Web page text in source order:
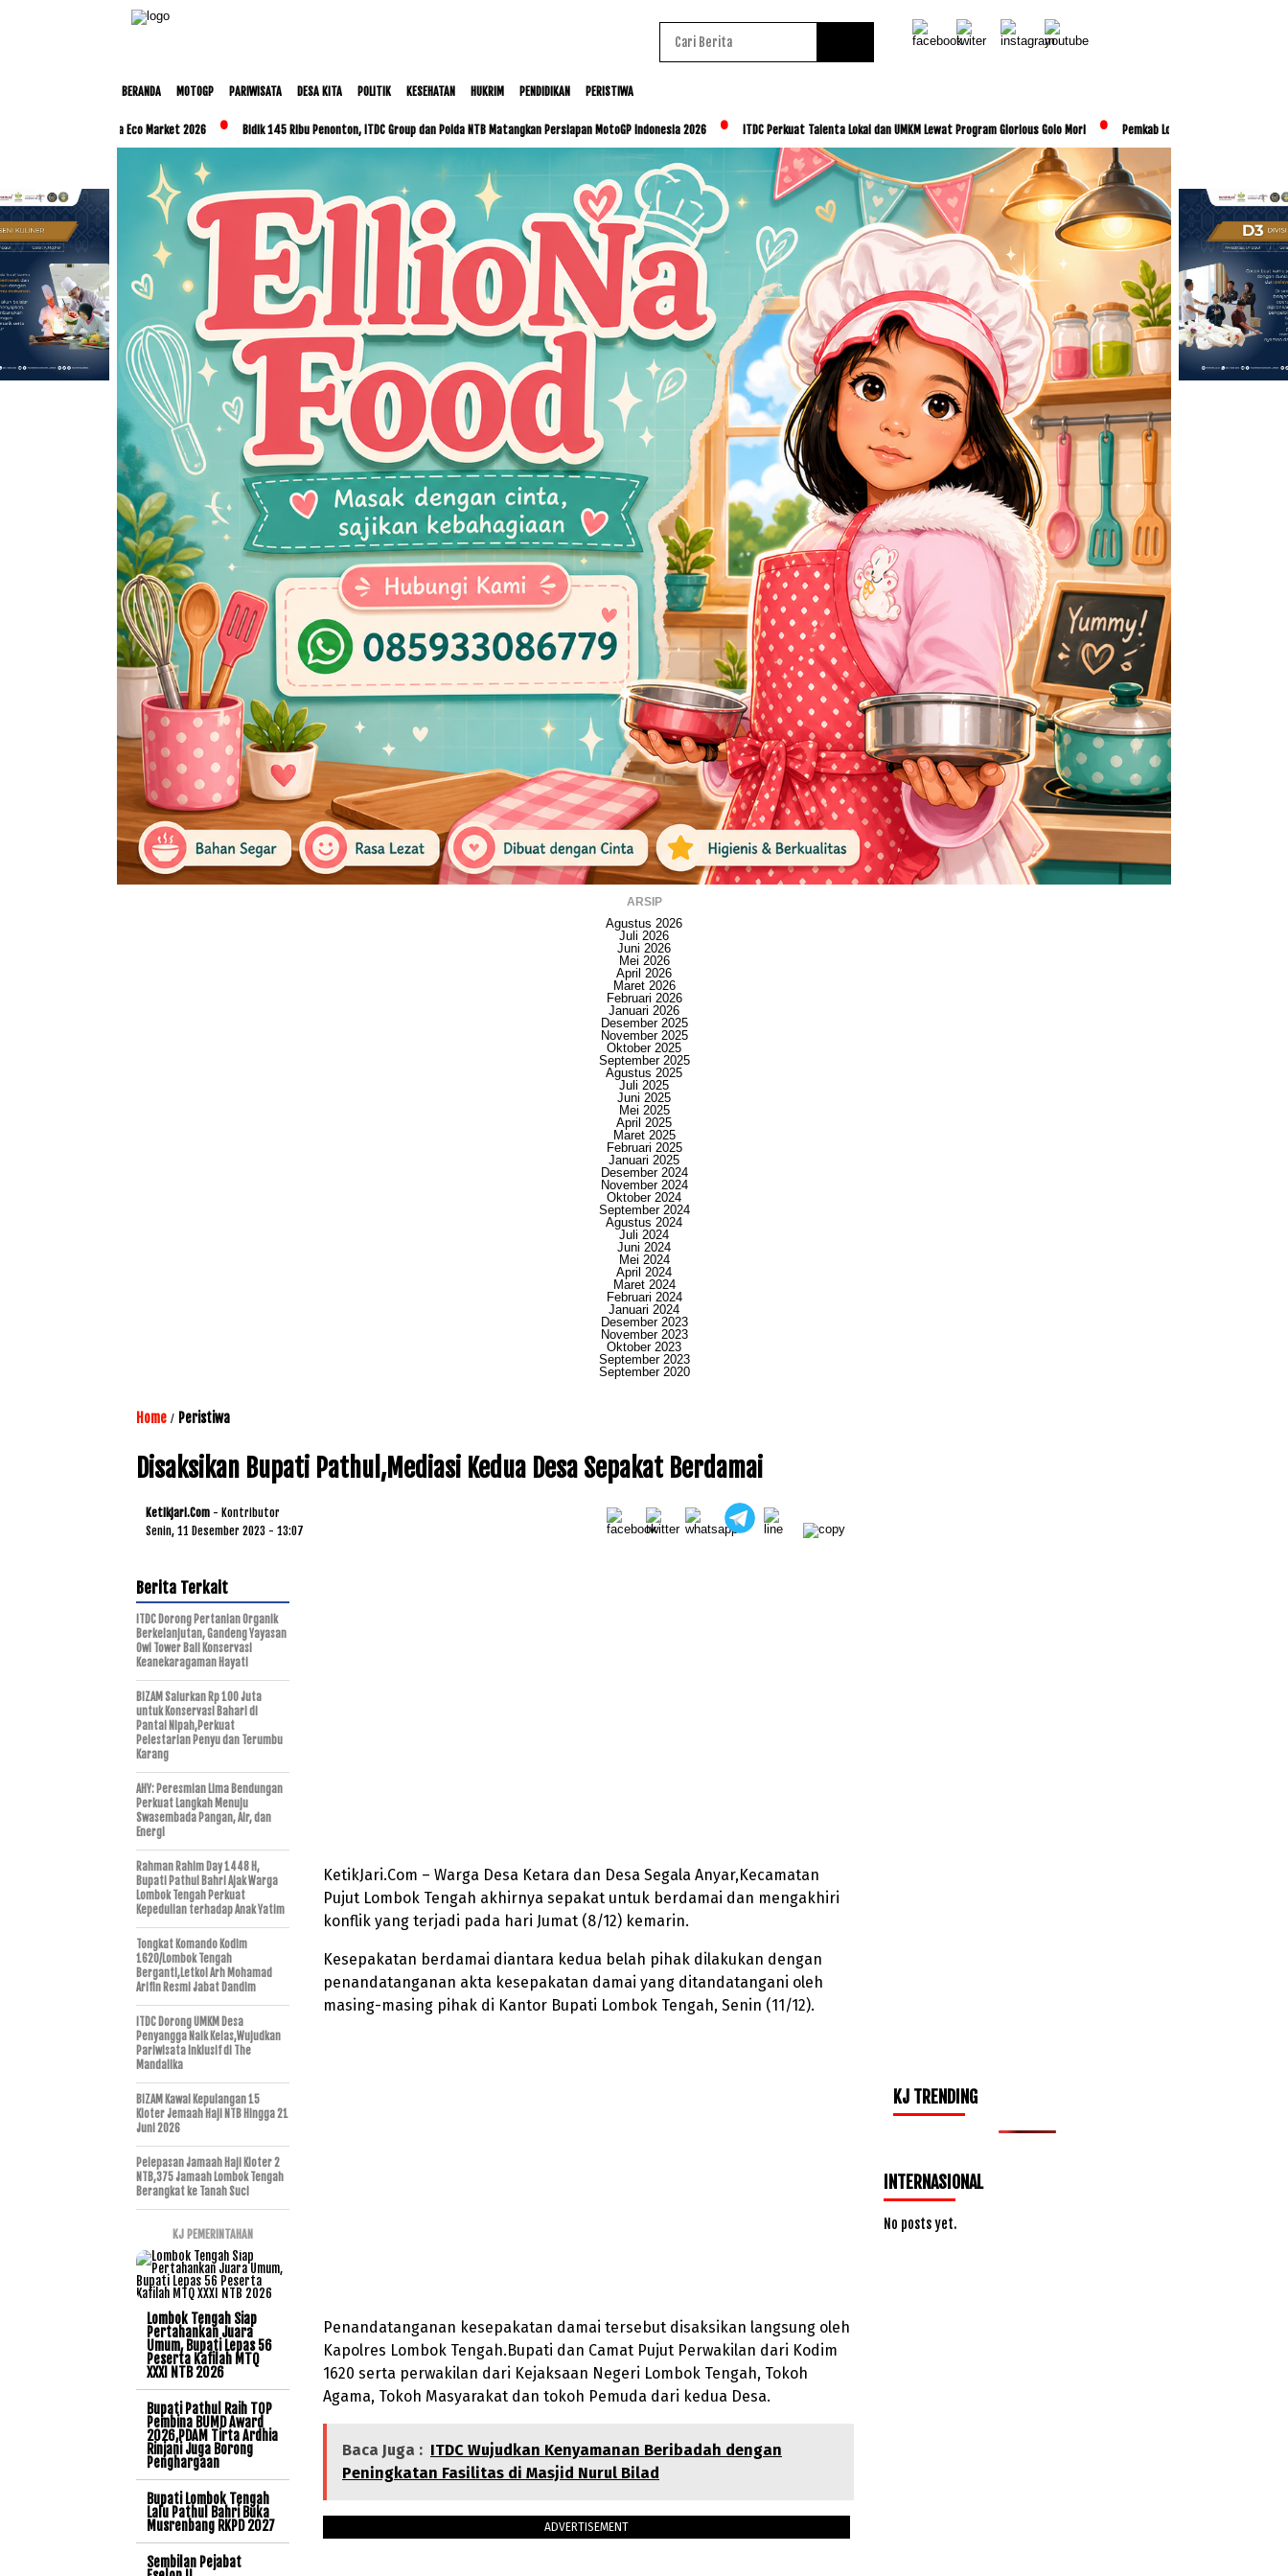
BERANDA MOTOGP PARIWISATA DESA KITA POLITIK KESEHATAN HUKRIM PENDIDIKAN PERISTIWA
Nusa Dua Eco Market 2026 Bidik 145 Ribu Penonton, ITDC Group dan Polda NTB Matangkan Persiapan MotoGP Indonesia 2026 ITDC Perkuat Talenta Lokal dan UMKM Lewat Program Glorious Golo Mori Pemkab Lombok Tengah Luncurkan BESTI,
ARSIP
Agustus 2026
Juli 2026
Juni 2026
Mei 2026
April 2026
Maret 2026
Februari 2026
Januari 2026
Desember 2025
November 2025
Oktober 2025
September 2025
Agustus 2025
Juli 2025
Juni 2025
Mei 2025
April 2025
Maret 2025
Februari 2025
Januari 2025
Desember 2024
November 2024
Oktober 2024
September 2024
Agustus 2024
Juli 2024
Juni 2024
Mei 2024
April 2024
Maret 2024
Februari 2024
Januari 2024
Desember 2023
November 2023
Oktober 2023
September 2023
September 2020
Home / Peristiwa
Disaksikan Bupati Pathul,Mediasi Kedua Desa Sepakat Berdamai
Ketikjari.com - Kontributor
Senin, 11 Desember 2023 - 13:07
KetikJari.Com – Warga Desa Ketara dan Desa Segala Anyar,Kecamatan
Pujut Lombok Tengah akhirnya sepakat untuk berdamai dan mengakhiri
konflik yang terjadi pada hari Jumat (8/12) kemarin.
Kesepakatan berdamai diantara kedua belah pihak dilakukan dengan
penandatanganan akta kesepakatan damai yang ditandatangani oleh
masing-masing pihak di Kantor Bupati Lombok Tengah, Senin (11/12).
Penandatanganan kesepakatan damai tersebut disaksikan langsung oleh
Kapolres Lombok Tengah.Bupati dan Camat Pujut Perwakilan dari Kodim
1620 serta perwakilan dari Kejaksaan Negeri Lombok Tengah, Tokoh
Agama, Tokoh Masyarakat dan tokoh Pemuda dari kedua Desa.
Baca Juga : ITDC Wujudkan Kenyamanan Beribadah dengan
Peningkatan Fasilitas di Masjid Nurul Bilad
ADVERTISEMENT
Baca Juga : Suara Takbir Menggema dari
Balik Jeruji,Kakanwil Ditjenpas NTB Berbaur
dengan Warga Binaan di Rutan Praya
Berita Terkait
ITDC Dorong Pertanian Organik
Berkelanjutan, Gandeng Yayasan
Owl Tower Bali Konservasi
Keanekaragaman Hayati
BIZAM Salurkan Rp 100 Juta
untuk Konservasi Bahari di
Pantai Nipah,Perkuat
Pelestarian Penyu dan Terumbu
Karang
AHY: Peresmian Lima Bendungan
Perkuat Langkah Menuju
Swasembada Pangan, Air, dan
Energi
Rahman Rahim Day 1448 H,
Bupati Pathul Bahri Ajak Warga
Lombok Tengah Perkuat
Kepedulian terhadap Anak Yatim
Tongkat Komando Kodim
1620/Lombok Tengah
Berganti,Letkol Arh Mohamad
Arifin Resmi Jabat Dandim
ITDC Dorong UMKM Desa
Penyangga Naik Kelas,Wujudkan
Pariwisata Inklusif di The
Mandalika
BIZAM Kawal Kepulangan 15
Kloter Jemaah Haji NTB Hingga 21
Juni 2026
Pelepasan Jamaah Haji Kloter 2
NTB,375 Jamaah Lombok Tengah
Berangkat ke Tanah Suci
KJ PEMERINTAHAN
Lombok Tengah Siap
Pertahankan Juara
Umum, Bupati Lepas 56
Peserta Kafilah MTQ
XXXI NTB 2026
Bupati Pathul Raih TOP
Pembina BUMD Award
2026,PDAM Tirta Ardhia
Rinjani Juga Borong
Penghargaan
Bupati Lombok Tengah
Lalu Pathul Bahri Buka
Musrenbang RKPD 2027
Sembilan Pejabat
KJ TRENDING
INTERNASIONAL
No posts yet.